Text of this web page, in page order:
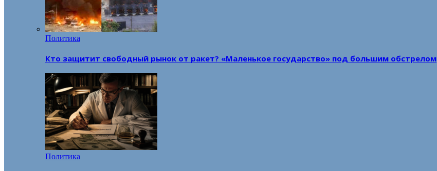
Политика
Кто защитит свободный рынок от ракет? «Маленькое государство» под большим обстрелом
Политика